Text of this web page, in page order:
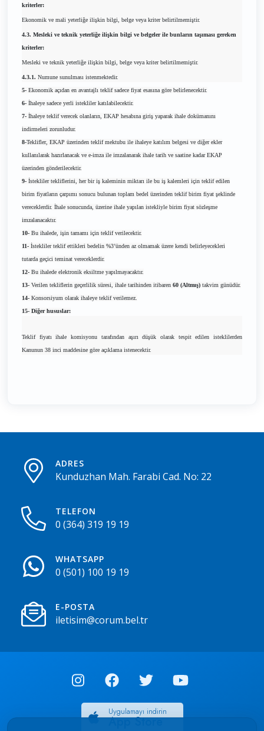
kriterler:
Ekonomik ve mali yeterliğe ilişkin bilgi, belge veya kriter belirtilmemiştir.
4.3. Mesleki ve teknik yeterliğe ilişkin bilgi ve belgeler ile bunların taşıması gereken
kriterler:
Mesleki ve teknik yeterliğe ilişkin bilgi, belge veya kriter belirtilmemiştir.
4.3.1. Numune sunulması istenmektedir.
5- Ekonomik açıdan en avantajlı teklif sadece fiyat esasına göre belirlenecektir.
6- İhaleye sadece yerli istekliler katılabilecektir.
7- İhaleye teklif verecek olanların, EKAP hesabına giriş yaparak ihale dokümanını
indirmeleri zorunludur.
8-Teklifler, EKAP üzerinden teklif mektubu ile ihaleye katılım belgesi ve diğer ekler
kullanılarak hazırlanacak ve e-imza ile imzalanarak ihale tarih ve saatine kadar EKAP
üzerinden gönderilecektir.
9- İstekliler tekliflerini, her bir iş kaleminin miktarı ile bu iş kalemleri için teklif edilen
birim fiyatların çarpımı sonucu bulunan toplam bedel üzerinden teklif birim fiyat şeklinde
vereceklerdir. İhale sonucunda, üzerine ihale yapılan istekliyle birim fiyat sözleşme
imzalanacaktır.
10- Bu ihalede, işin tamamı için teklif verilecektir.
11- İstekliler teklif ettikleri bedelin %3’ünden az olmamak üzere kendi belirleyecekleri
tutarda geçici teminat vereceklerdir.
12- Bu ihalede elektronik eksiltme yapılmayacaktır.
13- Verilen tekliflerin geçerlilik süresi, ihale tarihinden itibaren 60 (Altmış) takvim günüdür.
14- Konsorsiyum olarak ihaleye teklif verilemez.
15- Diğer hususlar:
Teklif fiyatı ihale komisyonu tarafından aşırı düşük olarak tespit edilen isteklilerden
Kanunun 38 inci maddesine göre açıklama istenecektir.
ADRES
Kunduzhan Mah. Farabi Cad. No: 22
TELEFON
0 (364) 319 19 19
WHATSAPP
0 (501) 100 19 19
E-POSTA
iletisim@corum.bel.tr
Uygulamayı indirin
App Store